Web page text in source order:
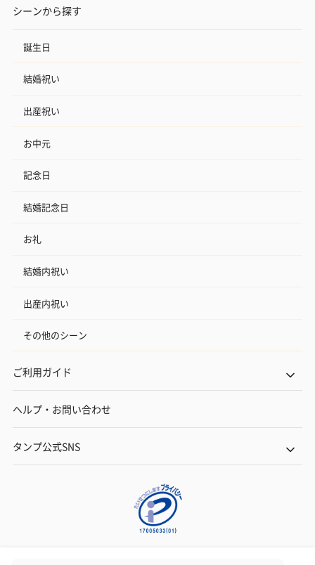
シーンから探す
誕生日
結婚祝い
出産祝い
お中元
記念日
結婚記念日
お礼
結婚内祝い
出産内祝い
その他のシーン
ご利用ガイド
ヘルプ・お問い合わせ
タンプ公式SNS